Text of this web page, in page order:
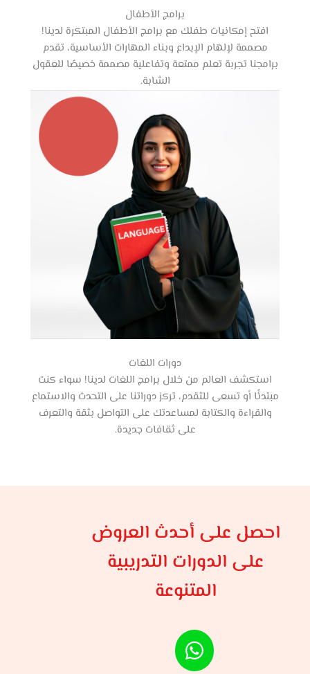
برامج الأطفال
افتح إمكانيات طفلك مع برامج الأطفال المبتكرة لدينا!
مصممة لإلهام الإبداع وبناء المهارات الأساسية، تقدم
برامجنا تجربة تعلم ممتعة وتفاعلية مصممة خصيصًا للعقول
الشابة.​
دورات اللغات
استكشف العالم من خلال برامج اللغات لدينا! سواء كنت
مبتدئًا أو تسعى للتقدم، تركز دوراتنا على التحدث والاستماع
والقراءة والكتابة لمساعدتك على التواصل بثقة والتعرف
على ثقافات جديدة.​
احصل على أحدث العروض
على الدورات التدريبية
المتنوعة